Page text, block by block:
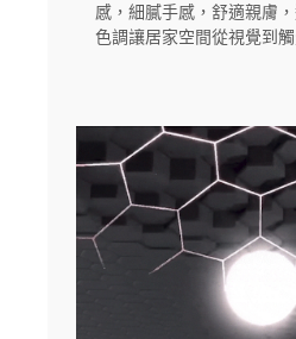
感，細膩手感，舒適親膚
色調讓居家空間從視覺到